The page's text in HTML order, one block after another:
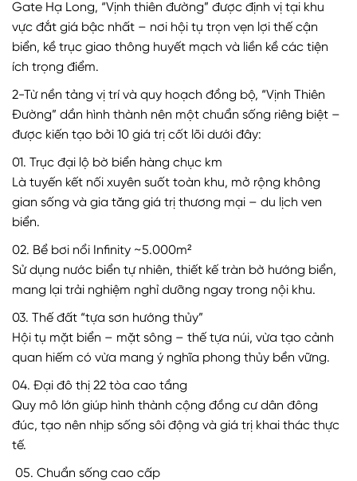
Gate Hạ Long, “Vịnh thiên đường” được định vị tại khu
vực đắt giá bậc nhất – nơi hội tụ trọn vẹn lợi thế cận
biển, kề trục giao thông huyết mạch và liền kề các tiện
ích trọng điểm.
2-Từ nền tảng vị trí và quy hoạch đồng bộ, “Vịnh Thiên
Đường” dần hình thành nên một chuẩn sống riêng biệt –
được kiến tạo bởi 10 giá trị cốt lõi dưới đây:
01. Trục đại lộ bờ biển hàng chục km
Là tuyến kết nối xuyên suốt toàn khu, mở rộng không
gian sống và gia tăng giá trị thương mại – du lịch ven
biển.
02. Bể bơi nổi Infinity ~5.000m²
Sử dụng nước biển tự nhiên, thiết kế tràn bờ hướng biển,
mang lại trải nghiệm nghỉ dưỡng ngay trong nội khu.
03. Thế đất “tựa sơn hướng thủy”
Hội tụ mặt biển – mặt sông – thế tựa núi, vừa tạo cảnh
quan hiếm có vừa mang ý nghĩa phong thủy bền vững.
04. Đại đô thị 22 tòa cao tầng
Quy mô lớn giúp hình thành cộng đồng cư dân đông
đúc, tạo nên nhịp sống sôi động và giá trị khai thác thực
tế.
05. Chuẩn sống cao cấp